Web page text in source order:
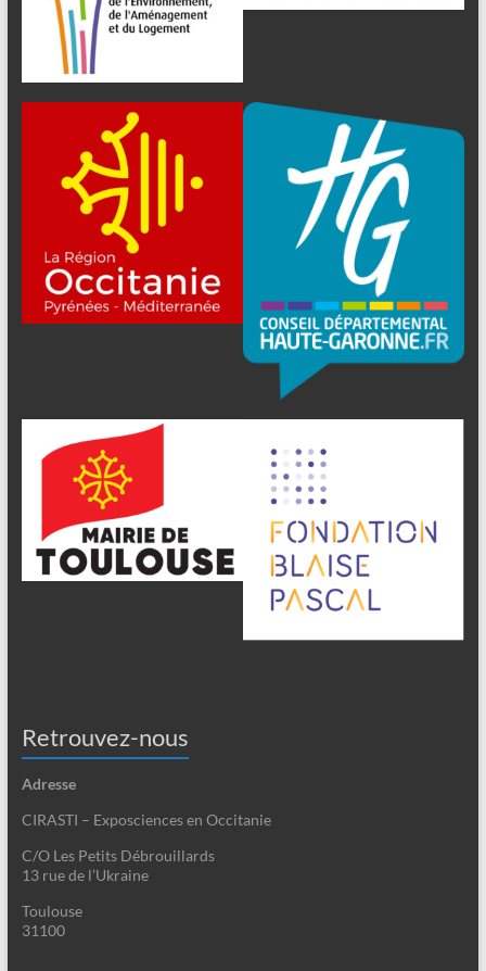
Retrouvez-nous
Adresse
CIRASTI – Exposciences en Occitanie
C/O Les Petits Débrouillards
13 rue de l’Ukraine
Toulouse
31100